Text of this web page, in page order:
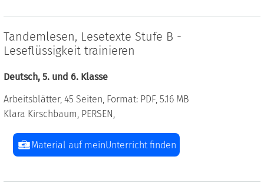
Tandemlesen, Lesetexte Stufe B -
Leseflüssigkeit trainieren
Deutsch, 5. und 6. Klasse
Arbeitsblätter, 45 Seiten, Format: PDF, 5.16 MB
Klara Kirschbaum, PERSEN,
Material auf meinUnterricht finden